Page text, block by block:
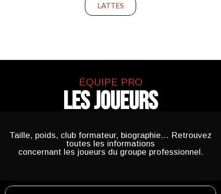
LATTES
ÉQUIPE PRO
LES JOUEURS
Taille, poids, club formateur, biographie… Retrouvez
toutes les informations
concernant les joueurs du groupe professionnel.